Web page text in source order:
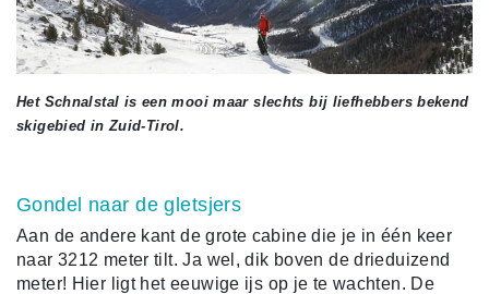
Het Schnalstal is een mooi maar slechts bij liefhebbers bekend
skigebied in Zuid-Tirol.
Gondel naar de gletsjers
Aan de andere kant de grote cabine die je in één keer
naar 3212 meter tilt. Ja wel, dik boven de drieduizend
meter! Hier ligt het eeuwige ijs op je te wachten. De